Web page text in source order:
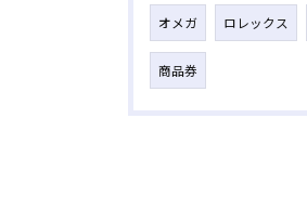
オメガ ロレックス
商品券